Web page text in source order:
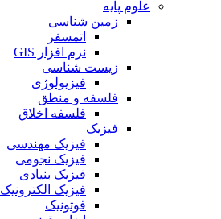
علوم پایه
زمین شناسی
اتمسفر
نرم افزار GIS
زیست شناسی
فیزیولوژی
فلسفه و منطق
فلسفه اخلاق
فیزیک
فیزیک مهندسی
فیزیک نجومی
فیزیک بنیادی
فیزیک الکترونیک
فوتونیک